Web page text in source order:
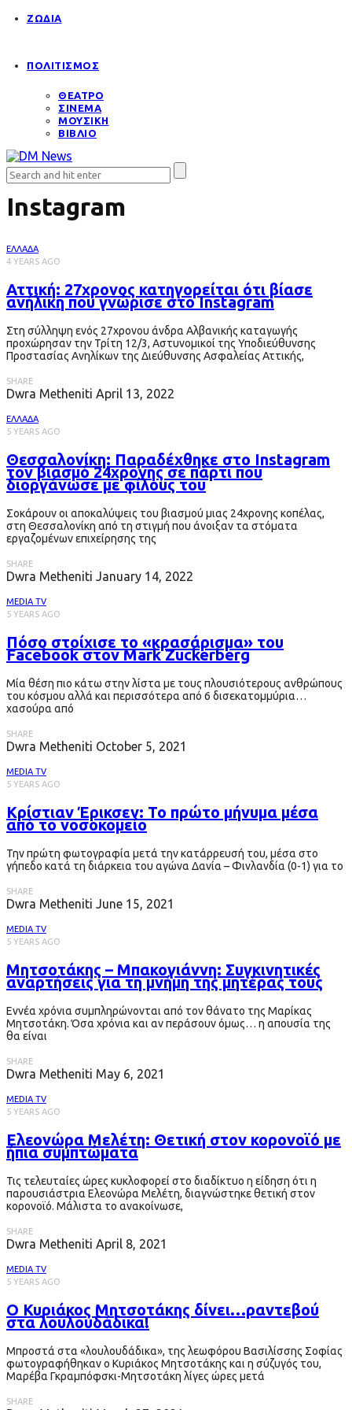
ΖΩΔΙΑ
ΠΟΛΙΤΙΣΜΟΣ
ΘΕΑΤΡΟ
ΣΙΝΕΜΑ
ΜΟΥΣΙΚΗ
ΒΙΒΛΙΟ
Instagram
ΕΛΛΑΔΑ
4 YEARS AGO
Αττική: 27χρονος κατηγορείται ότι βίασε
ανήλικη που γνώρισε στο Instagram
Στη σύλληψη ενός 27χρονου άνδρα Αλβανικής καταγωγής
προχώρησαν την Τρίτη 12/3, Αστυνομικοί της Υποδιεύθυνσης
Προστασίας Ανηλίκων της Διεύθυνσης Ασφαλείας Αττικής,
SHARE
Dwra Metheniti April 13, 2022
ΕΛΛΑΔΑ
5 YEARS AGO
Θεσσαλονίκη: Παραδέχθηκε στο Instagram
τον βιασμό 24χρονης σε πάρτι που
διοργάνωσε με φίλους του
Σοκάρουν οι αποκαλύψεις του βιασμού μιας 24χρονης κοπέλας,
στη Θεσσαλονίκη από τη στιγμή που άνοιξαν τα στόματα
εργαζομένων επιχείρησης της
SHARE
Dwra Metheniti January 14, 2022
MEDIA TV
5 YEARS AGO
Πόσο στοίχισε το «κρασάρισμα» του
Facebook στον Mark Zuckerberg
Μία θέση πιο κάτω στην λίστα με τους πλουσιότερους ανθρώπους
του κόσμου αλλά και περισσότερα από 6 δισεκατομμύρια…
χασούρα από
SHARE
Dwra Metheniti October 5, 2021
MEDIA TV
5 YEARS AGO
Κρίστιαν Έρικσεν: Το πρώτο μήνυμα μέσα
από το νοσοκομείο
Την πρώτη φωτογραφία μετά την κατάρρευσή του, μέσα στο
γήπεδο κατά τη διάρκεια του αγώνα Δανία – Φινλανδία (0-1) για το
SHARE
Dwra Metheniti June 15, 2021
MEDIA TV
5 YEARS AGO
Μητσοτάκης – Μπακογιάννη: Συγκινητικές
αναρτήσεις για τη μνήμη της μητέρας τους
Εννέα χρόνια συμπληρώνονται από τον θάνατο της Μαρίκας
Μητσοτάκη. Όσα χρόνια και αν περάσουν όμως… η απουσία της
θα είναι
SHARE
Dwra Metheniti May 6, 2021
MEDIA TV
5 YEARS AGO
Ελεονώρα Μελέτη: Θετική στον κορονοϊό με
ήπια συμπτώματα
Τις τελευταίες ώρες κυκλοφορεί στο διαδίκτυο η είδηση ότι η
παρουσιάστρια Ελεονώρα Μελέτη, διαγνώστηκε θετική στον
κορονοϊό. Μάλιστα το ανακοίνωσε,
SHARE
Dwra Metheniti April 8, 2021
MEDIA TV
5 YEARS AGO
Ο Κυριάκος Μητσοτάκης δίνει…ραντεβού
στα λουλουδάδικα!
Μπροστά στα «λουλουδάδικα», της λεωφόρου Βασιλίσσης Σοφίας
φωτογραφήθηκαν ο Κυριάκος Μητσοτάκης και η σύζυγός του,
Μαρέβα Γκραμπόφσκι-Μητσοτάκη λίγες ώρες μετά
SHARE